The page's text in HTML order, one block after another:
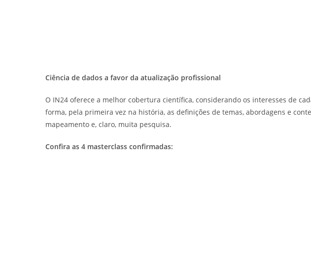
Ciência de dados a favor da atualização profissional
O IN24 oferece a melhor cobertura científica, considerando os interesses de
forma, pela primeira vez na história, as definições de temas, abordagens e
mapeamento e, claro, muita pesquisa.
Confira as 4 masterclass confirmadas: